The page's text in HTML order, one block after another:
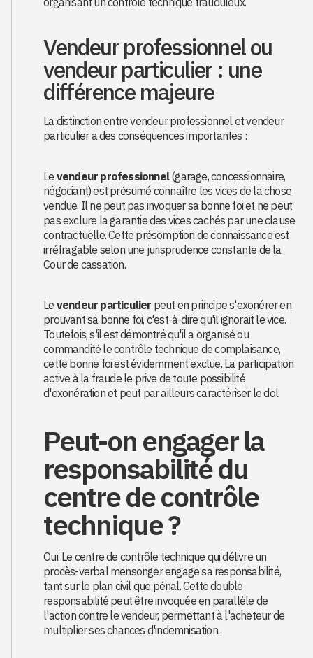
Vendeur professionnel ou
vendeur particulier : une
différence majeure
La distinction entre vendeur professionnel et vendeur
particulier a des conséquences importantes :
Le vendeur professionnel(garage, concessionnaire,
négociant) est présumé connaître les vices de la chose
vendue. Il ne peut pas invoquer sa bonne foi et ne peut
pas exclure la garantie des vices cachés par une clause
contractuelle. Cette présomption de connaissance est
irréfragable selon une jurisprudence constante de la
Cour de cassation.
Le vendeur particulier peut en principe s'exonérer en
prouvant sa bonne foi, c'est-à-dire qu'il ignorait le vice.
Toutefois, s'il est démontré qu'il a organisé ou
commandité le contrôle technique de complaisance,
cette bonne foi est évidemment exclue. La participation
active à la fraude le prive de toute possibilité
d'exonération et peut par ailleurs caractériser le dol.
Peut-on engager la
responsabilité du
centre de contrôle
technique ?
Oui. Le centre de contrôle technique qui délivre un
procès-verbal mensonger engage sa responsabilité,
tant sur le plan civil que pénal. Cette double
responsabilité peut être invoquée en parallèle de
l'action contre le vendeur, permettant à l'acheteur de
multiplier ses chances d'indemnisation.